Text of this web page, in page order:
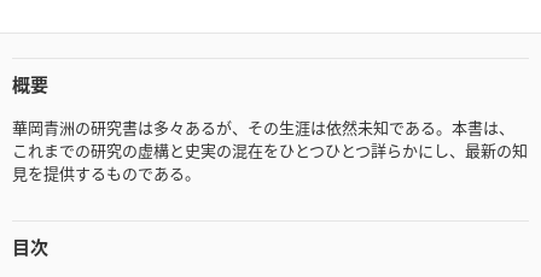
概要
華岡青洲の研究書は多々あるが、その生涯は依然未知である。本書は、
これまでの研究の虚構と史実の混在をひとつひとつ詳らかにし、最新の知
見を提供するものである。
目次